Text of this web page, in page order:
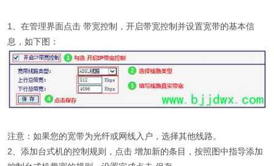
1、在管理界面点击 带宽控制，开启带宽控制并设置宽带的基本信
息，如下图：
注意：如果您的宽带为光纤或网线入户，选择其他线路。
2、添加台式机的控制规则，点击 增加新的条目，按照图中指导添加